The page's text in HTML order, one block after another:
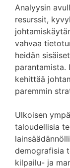
Analyysin
resurssit,
vahvaa
heidän
parantamista.
kehittää
paremmin
Ulkoisen
taloudellisia
demografisia
kilpailu- ja